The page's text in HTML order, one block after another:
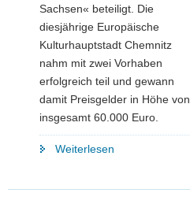
Sachsen« beteiligt. Die
diesjährige Europäische
Kulturhauptstadt Chemnitz
nahm mit zwei Vorhaben
erfolgreich teil und gewann
damit Preisgelder in Höhe von
insgesamt 60.000 Euro.
Weiterlesen